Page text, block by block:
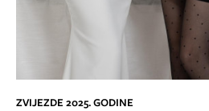
ZVIJEZDE 2025. GODINE